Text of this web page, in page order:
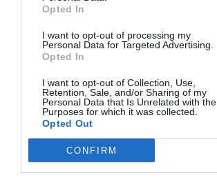
Opted In
I want to opt-out of processing my
Personal Data for Targeted Advertising.
Opted In
I want to opt-out of Collection, Use,
Retention, Sale, and/or Sharing of my
Personal Data that Is Unrelated with the
Purposes for which it was collected.
Opted Out
CONFIRM
Keresés
Keresés:
Kategóriák